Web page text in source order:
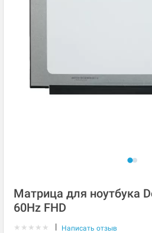
Матрица для ноутбука
60Hz FHD
★ ★ ★ ★ ★ | Написать отзыв